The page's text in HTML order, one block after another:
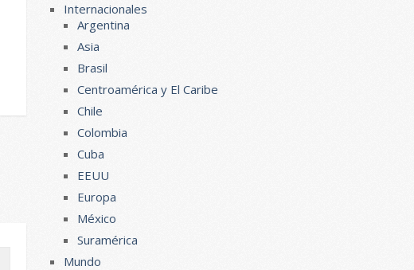
Internacionales
Argentina
Asia
Brasil
Centroamérica y El Caribe
Chile
Colombia
Cuba
EEUU
Europa
México
Suramérica
Mundo